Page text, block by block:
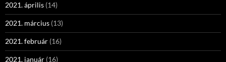
2021. április (14)
2021. március (13)
2021. február (16)
2021. január (16)